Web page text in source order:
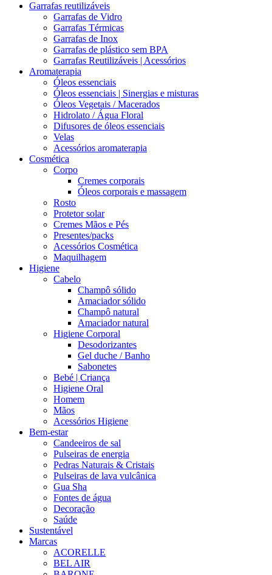
Garrafas reutilizáveis
Garrafas de Vidro
Garrafas Térmicas
Garrafas de Inox
Garrafas de plástico sem BPA
Garrafas Reutilizáveis | Acessórios
Aromaterapia
Óleos essenciais
Óleos essenciais | Sinergias e misturas
Óleos Vegetais / Macerados
Hidrolato / Água Floral
Difusores de óleos essenciais
Velas
Acessórios aromaterapia
Cosmética
Corpo
Cremes corporais
Óleos corporais e massagem
Rosto
Protetor solar
Cremes Mãos e Pés
Presentes/packs
Acessórios Cosmética
Maquilhagem
Higiene
Cabelo
Champô sólido
Amaciador sólido
Champô natural
Amaciador natural
Higiene Corporal
Desodorizantes
Gel duche / Banho
Sabonetes
Bebé | Criança
Higiene Oral
Homem
Mãos
Acessórios Higiene
Bem-estar
Candeeiros de sal
Pulseiras de energia
Pedras Naturais & Cristais
Pulseiras de lava vulcânica
Gua Sha
Fontes de água
Decoração
Saúde
Sustentável
Marcas
ACORELLE
BEL AIR